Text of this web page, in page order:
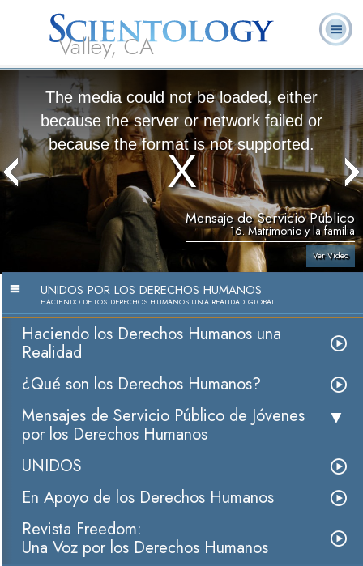
Valley, CA
L. Ronald
Hubbard
The media could not be loaded, either
because the server or network failed or
because the format is not supported.
Mensaje de Servicio Público
16. Matrimonio y la familia
Ver Video
UNIDOS POR LOS DERECHOS HUMANOS
HACIENDO DE LOS DERECHOS HUMANOS UNA REALIDAD GLOBAL
Haciendo los Derechos Humanos una
Realidad
¿Qué son los Derechos Humanos?
Mensajes de Servicio Público de Jóvenes
por los Derechos Humanos
UNIDOS
En Apoyo de los Derechos Humanos
Revista Freedom:
Una Voz por los Derechos Humanos